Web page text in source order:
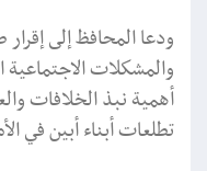
ودعا المحافظ إلى
والمشكلات الاجتماعية
أهمية نبذ الخلافات
تطلعات أبناء أبين في